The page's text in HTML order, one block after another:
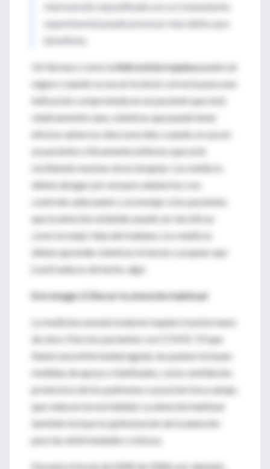
intervención injustificada con un tratamiento
experimental puede provocar más daños que
beneficios.
Un fármaco como lahidroxicloroquinapuede ser
seguro cuando se usa en la dosis correcta para una
indicación comprobada en un paciente que está
relativamente sano, mientras que puede tener
efectos adversos desconocidos cuando se usa en
un paciente críticamente enfermo que está
recibiendo muchas otras terapias. Los médicos
deben abogar por ensayos aleatorios con
controles adecuados y aconsejar a los pacientes
que la atención estándar puede ser tan eficaz
como la mejor idea del mañana. Los médicos
deben aprender mientras lo hacen y aceptar que
(casi) nada es de hecho algo
Estrategia 3: Elevar la atención habitual
La medicina sensata todavía requiere mucha mano
de obra. Para los pacientes con COVID-19 que
tienen una enfermedad aguda, las pautas incluyen
medidas de apoyo o habituales, como ventilación
protectora de los pulmones o posición boca abajo,
que reducen la mortalidad. La atención habitual
también incluye la optimización de la atención
para las enfermedades crónicas.
Durante el brote de SARS de 2004, por ejemplo,